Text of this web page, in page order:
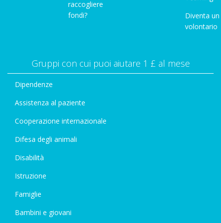
raccogliere
fondi?
Diventa un
volontario
Gruppi con cui puoi aiutare 1 £ al mese
Dipendenze
Assistenza al paziente
Cooperazione internazionale
Difesa degli animali
Disabilità
Istruzione
Famiglie
Bambini e giovani